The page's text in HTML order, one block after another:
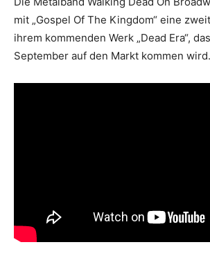
mit „Gospel Of The Kingdom“ eine
ihrem kommenden Werk „Dead Era“,
September auf den Markt kommen wird.